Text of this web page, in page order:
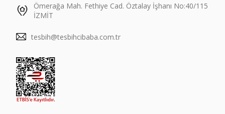
Ömerağa Mah. Fethiye Cad. Öztalay İşhanı No:40/115
İZMİT
tesbih@tesbihcibaba.com.tr